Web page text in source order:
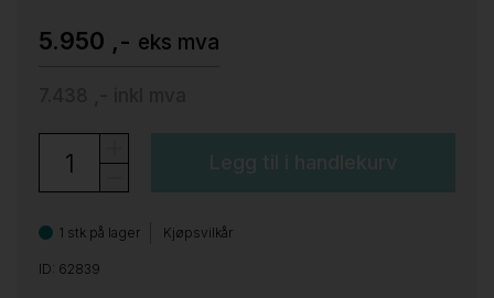
5.950 ,- eks mva
Legg til i handlekurv
1 stk på lager Kjøpsvilkår
ID: 62839